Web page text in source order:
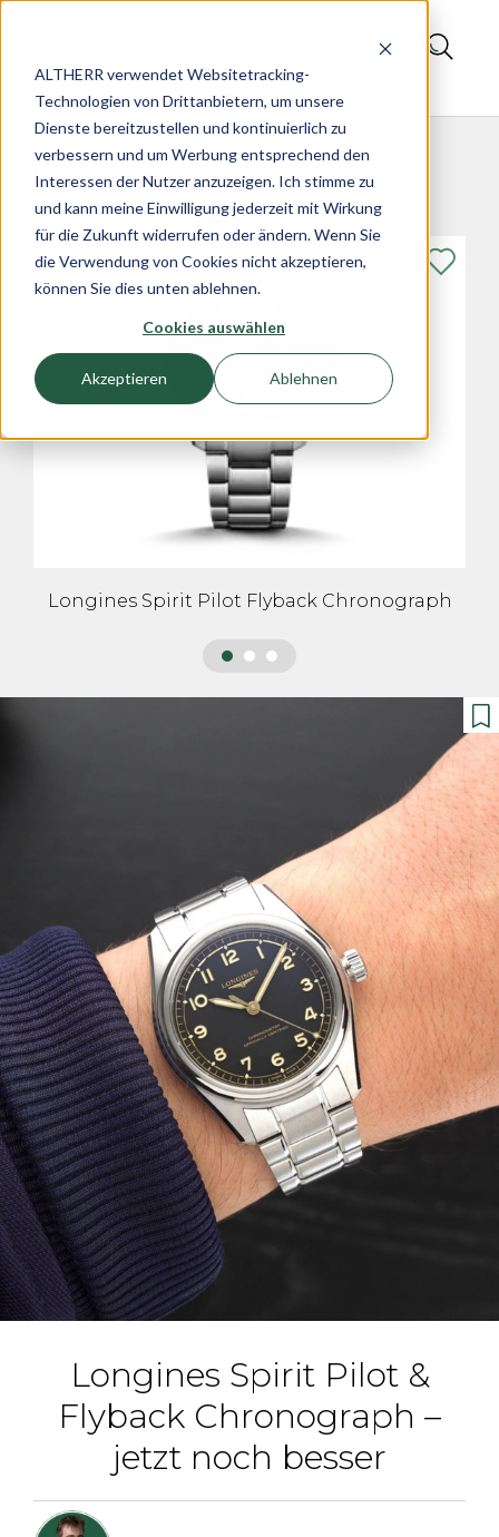
ALTHERR verwendet Websitetracking-
Technologien von Drittanbietern, um unsere
Dienste bereitzustellen und kontinuierlich zu
verbessern und um Werbung entsprechend den
Interessen der Nutzer anzuzeigen. Ich stimme zu
und kann meine Einwilligung jederzeit mit Wirkung
für die Zukunft widerrufen oder ändern. Wenn Sie
die Verwendung von Cookies nicht akzeptieren,
können Sie dies unten ablehnen.
Cookies auswählen
Akzeptieren Ablehnen
Magazin
Produkte im Artikel
Longines Spirit Pilot Flyback Chronograph
Longines Spirit Pilot &
Flyback Chronograph –
jetzt noch besser